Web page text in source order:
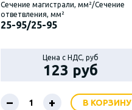
Сечение магистрали, мм²/Сечение
ответвления, мм²
25-95/25-95
Цена с НДС, руб
123 руб
– + В КОРЗИНУ